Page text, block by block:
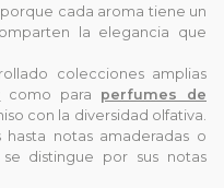
cada aroma tiene un
la elegancia que
colecciones amplias
como para perfumes de
con la diversidad olfativa.
notas amaderadas o
distingue por sus notas